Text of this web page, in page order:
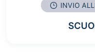
INVIO